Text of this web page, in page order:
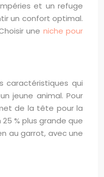
et un refuge
un confort optimal.
une niche pour
caractéristiques qui
jeune animal. Pour
de la tête pour la
% plus grande que
au garrot, avec une